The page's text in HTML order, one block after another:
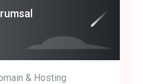
& Hosting